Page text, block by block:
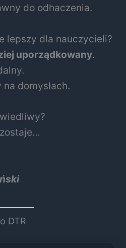
do odhaczenia.
lepszy dla nauczycieli?
uporządkowany.
domysłach.
DTR